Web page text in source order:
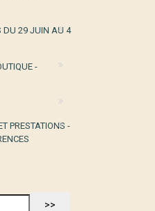
DU 29 JUIN AU 4
-
PRESTATIONS -